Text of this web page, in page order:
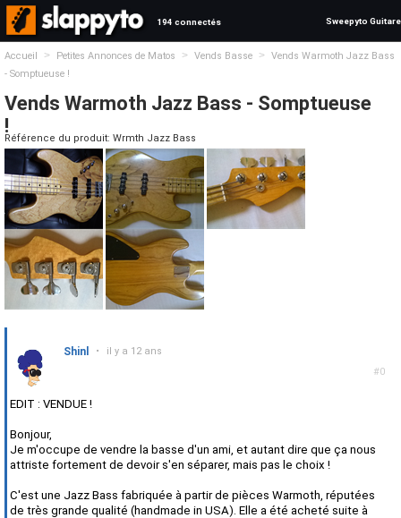
194 connectés Sweepyto Guitare
Accueil > Petites Annonces de Matos > Vends Basse >
Vends Warmoth Jazz Bass
- Somptueuse !
Vends Warmoth Jazz Bass - Somptueuse
!
Référence du produit: Wrmth Jazz Bass
#0
Shinl • il y a 12 ans
EDIT : VENDUE !
Bonjour,
Je m'occupe de vendre la basse d'un ami, et autant dire que ça nous
attriste fortement de devoir s'en séparer, mais pas le choix !
C'est une Jazz Bass fabriquée à partir de pièces Warmoth, réputées
de très grande qualité (handmade in USA). Elle a été acheté suite à